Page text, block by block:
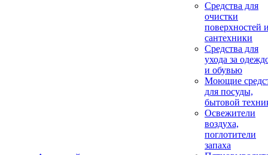
Средства для
очистки
поверхностей
сантехники
Средства для
ухода за
и обувью
Моющие
для посуды,
бытовой
Освежители
воздуха,
поглотители
запаха